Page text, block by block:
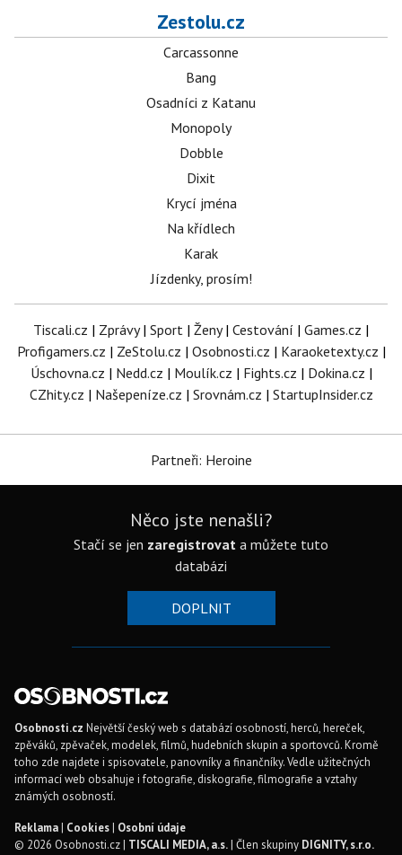
Zestolu.cz
Carcassonne
Bang
Osadníci z Katanu
Monopoly
Dobble
Dixit
Krycí jména
Na křídlech
Karak
Jízdenky, prosím!
Tiscali.cz | Zprávy| Sport | Ženy| Cestování | Games.cz |
Profigamers.cz | ZeStolu.cz | Osobnosti.cz | Karaoketexty.cz |
Úschovna.cz | Nedd.cz | Moulík.cz | Fights.cz | Dokina.cz |
CZhity.cz | Našepeníze.cz | Srovnám.cz | StartupInsider.cz
Partneři: Heroine
Něco jste nenašli?
Stačí se jen zaregistrovat a můžete tuto
databázi
DOPLNIT
Osobnosti.cz Největší český web s databází osobností, herců, hereček,
zpěváků, zpěvaček, modelek, filmů, hudebních skupin a sportovců. Kromě
toho zde najdete i spisovatele, panovníky a finančníky. Vedle užitečných
informací web obsahuje i fotografie, diskografie, filmografie a vztahy
známých osobností.
Reklama| Cookies| Osobní údaje
© 2026 Osobnosti.cz | TISCALI MEDIA, a.s.| Člen skupiny DIGNITY, s.r.o.